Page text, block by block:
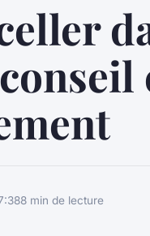
8 min de lecture